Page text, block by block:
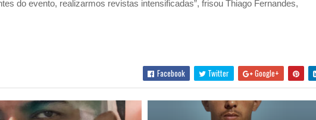
do evento, realizarmos revistas intensificadas”, frisou Thiago Fernandes,
Facebook Twitter Google+